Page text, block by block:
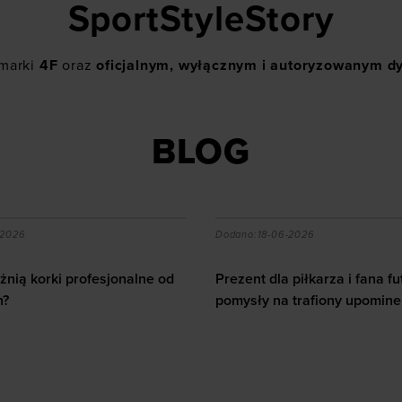
SportStyleStory
4F orazoficjalnym, wyłącznym i autoryzowanym
BLOG
piłkarza i fana futbolu - pomysły na trafiony upominek
i fana futbolu -
upominek
Jak dbać o serce u
Dodano: 12-06-2026
Jak dbać o serce u